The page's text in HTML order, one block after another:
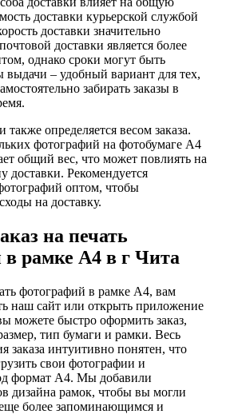
доставки курьерской службой
доставки значительно
доставки является более
однако сроки могут быть
выдачи – удобный вариант для тех,
забирать заказы в
также определяется весом заказа.
фотографий на фотобумаге А4
общий вес, что может повлиять на
доставки. Рекомендуется
оптом, чтобы
на доставку.
на печать
рамке А4 в г Чита
фотографий в рамке А4, вам
наш сайт или открыть приложение
можете быстро оформить заказ,
тип бумаги и рамки. Весь
заказа интуитивно понятен, что
свои фотографии и
формат А4. Мы добавили
дизайна рамок, чтобы вы могли
более запоминающимся и